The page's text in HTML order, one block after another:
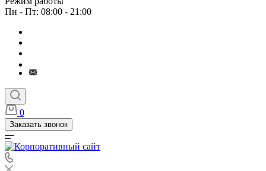
Пн - Пт: 08:00 - 21:00
0
Заказать звонок